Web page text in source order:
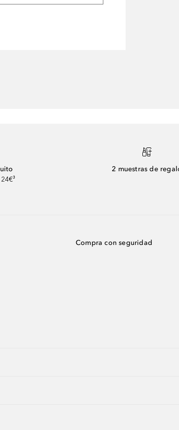
2 muestras de
Compra con seguridad